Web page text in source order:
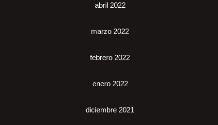
abril 2022
marzo 2022
febrero 2022
enero 2022
diciembre 2021